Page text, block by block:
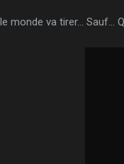
monde va tirer... Sauf...